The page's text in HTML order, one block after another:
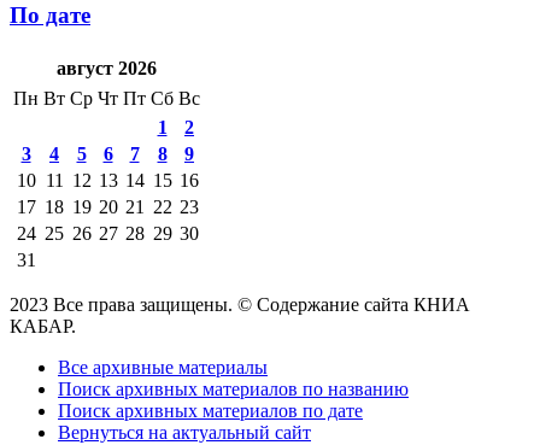
По дате
август 2026
Пн Вт Ср Чт Пт Сб Вс
1
2
3
4 5 6 7 8
9
10 11 12 13 14 15 16
17 18 19 20 21 22 23
24 25 26 27 28 29 30
31
2023 Все права защищены. © Содержание сайта КНИА
КАБАР.
Все архивные материалы
Поиск архивных материалов по названию
Поиск архивных материалов по дате
Вернуться на актуальный сайт